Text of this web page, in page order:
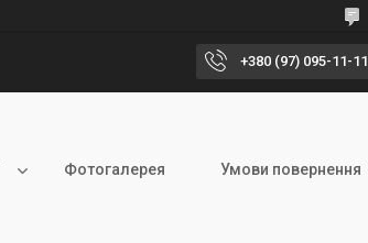
+380 (97) 095-11-11
Фотогалерея Умови повернення